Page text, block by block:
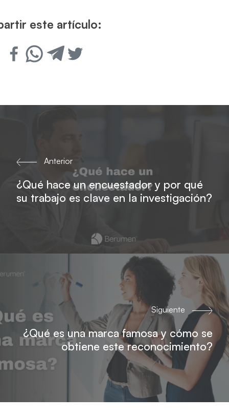
este artículo:
Anterior
¿Qué hace un encuestador y por qué
su trabajo es clave en la investigación?
Siguiente
¿Qué es una marca famosa y cómo se
obtiene este reconocimiento?